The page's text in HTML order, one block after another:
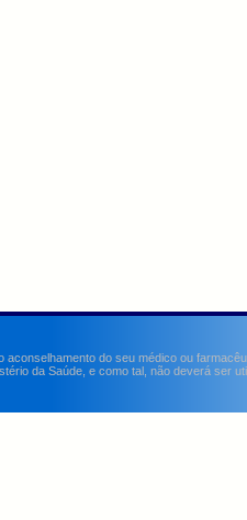
do seu médico ou
da Saúde, e como tal, não deverá ser